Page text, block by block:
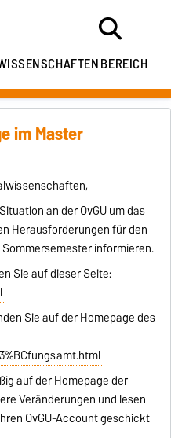
BEREICH
im Master
an der OvGU um das
Herausforderungen für den
informieren.
Sie auf dieser Seite:
Sie auf der Homepage des
auf der Homepage der
Veränderungen und lesen
OvGU-Account geschickt